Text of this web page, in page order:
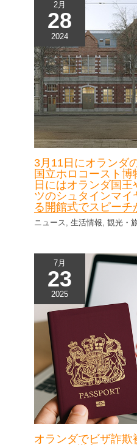
2月
28
2024
3月11日にオランダ
国立ホロコースト
日にはオランダ国王
ツのシュタインマ
る開館式でスピーチ
ニュース,生活情報,観光・
7月
23
2025
オランダでビザ詐欺